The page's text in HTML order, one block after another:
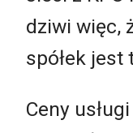
dziwi więc,
spółek jest
Ceny